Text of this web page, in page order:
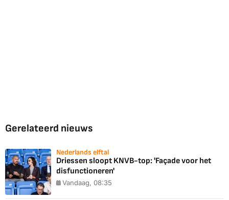
Gerelateerd nieuws
Nederlands elftal
Driessen sloopt KNVB-top: 'Façade voor het
disfunctioneren'
Vandaag, 08:35